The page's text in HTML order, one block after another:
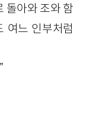
돌아와 조와 함
여느 인부처럼